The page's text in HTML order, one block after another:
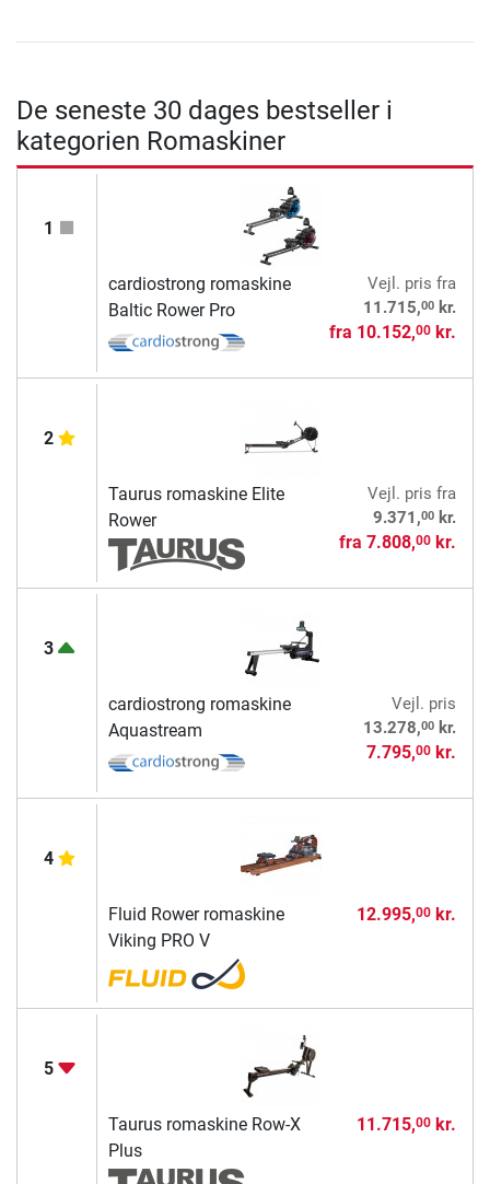
De seneste 30 dages bestseller i
kategorien Romaskiner
1
cardiostrong romaskine
Baltic Rower Pro
Vejl. pris fra
11.715,00kr.
fra 10.152,00kr.
2
Taurus romaskine Elite
Rower
Vejl. pris fra
9.371,00kr.
fra 7.808,00kr.
3
cardiostrong romaskine
Aquastream
Vejl. pris
13.278,00kr.
7.795,00kr.
4
Fluid Rower romaskine
Viking PRO V
12.995,00kr.
5
Taurus romaskine Row-X
Plus
11.715,00kr.